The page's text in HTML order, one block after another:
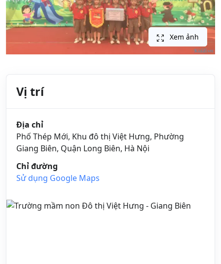
Xem ảnh
Vị trí
Địa chỉ
Phố Thép Mới, Khu đô thị Việt Hưng, Phường
Giang Biên, Quận Long Biên, Hà Nội
Chỉ đường
Sử dụng Google Maps